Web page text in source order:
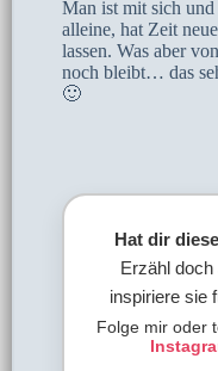
Man ist mit sich
alleine, hat Zeit
lassen. Was aber
noch bleibt… das
🙂
Hat dir
Erzähl
inspiriere sie
Folge mir oder